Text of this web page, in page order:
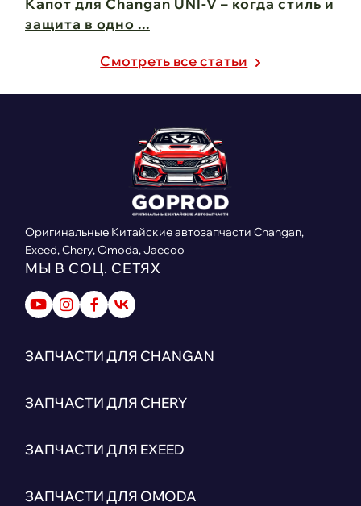
Капот для Changan UNI-V – когда стиль и
защита в одно ...
Cмотреть все статьи
Оригинальные Китайские автозапчасти Changan,
Exeed, Chery, Omoda, Jaecoo
МЫ В СОЦ. СЕТЯХ
ЗАПЧАСТИ ДЛЯ CHANGAN
ЗАПЧАСТИ ДЛЯ CHERY
ЗАПЧАСТИ ДЛЯ EXEED
ЗАПЧАСТИ ДЛЯ OMODA